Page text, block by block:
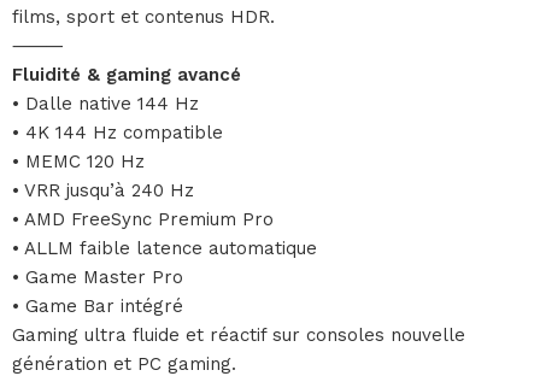
films, sport et contenus HDR.
⸻
Fluidité & gaming avancé
• Dalle native 144 Hz
• 4K 144 Hz compatible
• MEMC 120 Hz
• VRR jusqu’à 240 Hz
• AMD FreeSync Premium Pro
• ALLM faible latence automatique
• Game Master Pro
• Game Bar intégré
Gaming ultra fluide et réactif sur consoles nouvelle
génération et PC gaming.